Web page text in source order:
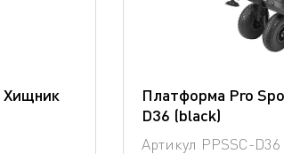
Хищник
Платформа Pro
D36 (blaсk)
Артикул PPSSC-D36